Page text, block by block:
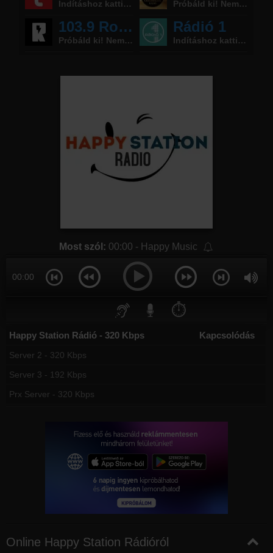
Most szól: 00:00 - Happy Music
00:00
⏱️
Happy Station Rádió - 320 Kbps Kapcsolódás
Server 2 - 320 Kbps
Server 3 - 192 Kbps
Prx Server - 320 Kbps
Online Happy Station Rádióról